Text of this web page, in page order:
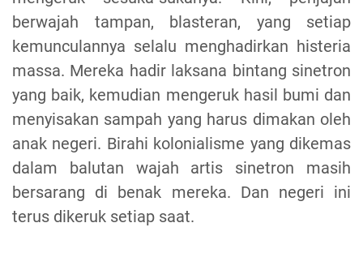
berwajah tampan, blasteran, yang setiap
kemunculannya selalu menghadirkan histeria
massa. Mereka hadir laksana bintang sinetron
yang baik, kemudian mengeruk hasil bumi dan
menyisakan sampah yang harus dimakan oleh
anak negeri. Birahi kolonialisme yang dikemas
dalam balutan wajah artis sinetron masih
bersarang di benak mereka. Dan negeri ini
terus dikeruk setiap saat.